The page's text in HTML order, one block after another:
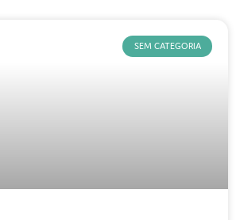
SEM CATEGORIA